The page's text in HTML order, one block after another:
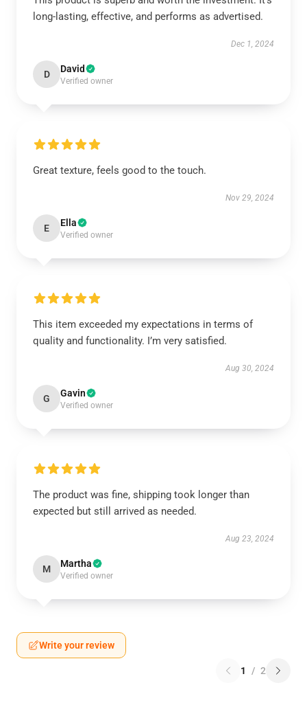
long-lasting, effective, and performs as advertised.
Dec 1, 2024
D David
Verified owner
Great texture, feels good to the touch.
Nov 29, 2024
E Ella
Verified owner
This item exceeded my expectations in terms of
quality and functionality. I’m very satisfied.
Aug 30, 2024
G Gavin
Verified owner
The product was fine, shipping took longer than
expected but still arrived as needed.
Aug 23, 2024
M Martha
Verified owner
Write your review
1 / 2